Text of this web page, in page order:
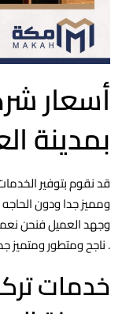
أسعار
بمدينة
قد نقوم بتوفير
ومميز جدا ودون
وجهد العميل فنحن
ناجح ومتطور ومتميز جدا .
خدمات